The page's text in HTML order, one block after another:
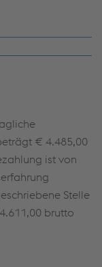
gute
zielgerichtet
zu entwickeln
€ 4.485,00
ist von
Stelle
brutto